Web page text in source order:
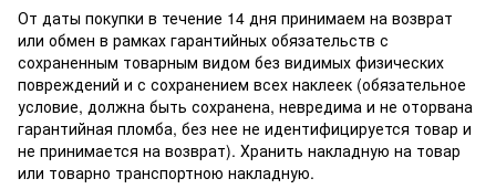
От даты покупки в течение 14 дня принимаем на возврат
или обмен в рамках гарантийных обязательств с
сохраненным товарным видом без видимых физических
повреждений и с сохранением всех наклеек (обязательное
условие, должна быть сохранена, невредима и не оторвана
гарантийная пломба, без нее не идентифицируется товар и
не принимается на возврат). Хранить накладную на товар
или товарно транспортною накладную.